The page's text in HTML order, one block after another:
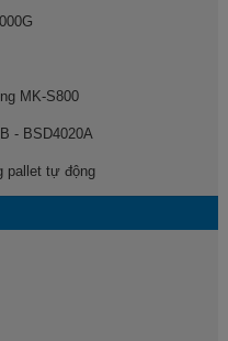
MK-S800
- BSD4020A
pallet tự động